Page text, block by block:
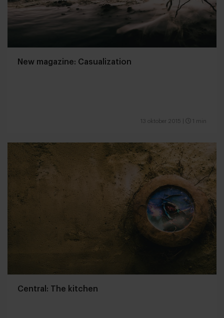
New magazine: Casualization
13 oktober 2015 1 min
Central: The kitchen